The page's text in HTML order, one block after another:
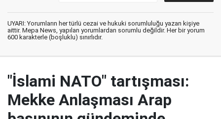
UYARI: Yorumların her türlü cezai ve hukuki sorumluluğu yazan kişiye
aittir. Mepa News, yapılan yorumlardan sorumlu değildir. Her bir yorum
600 karakterle (boşluklu) sınırlıdır.
"İslami NATO" tartışması:
Mekke Anlaşması Arap